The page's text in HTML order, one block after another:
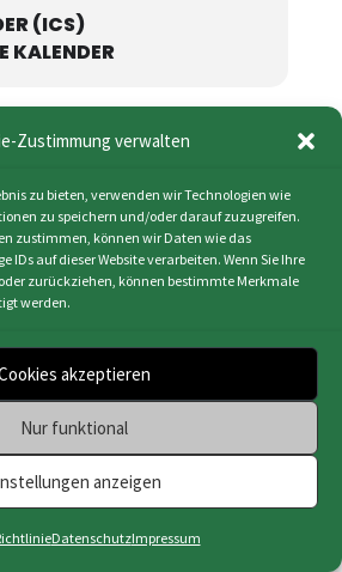
Zustimmung verwalten
zu bieten, verwenden wir Technologien wie
zu speichern und/oder darauf zuzugreifen.
zustimmen, können wir Daten wie das
IDs auf dieser Website verarbeiten. Wenn Sie Ihre
zurückziehen, können bestimmte Merkmale
werden.
akzeptieren
Nur funktional
anzeigen
DatenschutzImpressum
(ICS)
KALENDER
|Cookie-Richtlinie
& Programmierung | HMF-IT
Osnabrück